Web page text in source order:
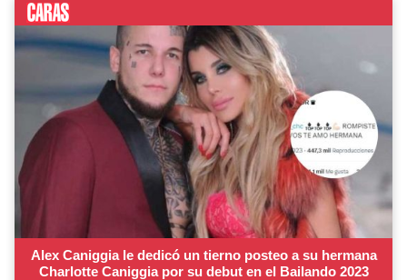
Alex Caniggia le dedicó un tierno posteo a su hermana
Charlotte Caniggia por su debut en el Bailando 2023